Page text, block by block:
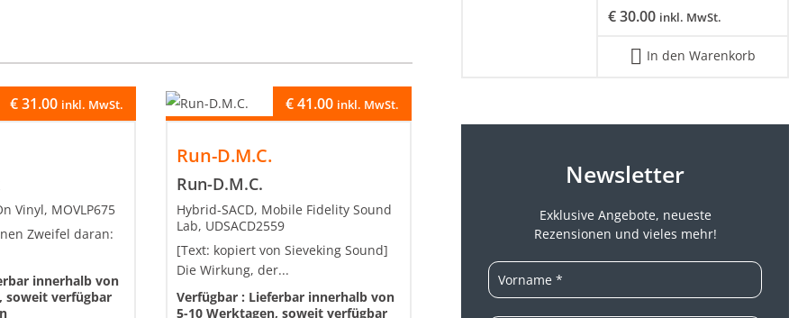
€31.00 inkl. MwSt.
Vinyl, MOVLP675
Zweifel daran:
innerhalb von
soweit verfügbar
Run-D.M.C.
Run-D.M.C.
€41.00 inkl. MwSt.
Hybrid-SACD, Mobile Fidelity Sound
Lab, UDSACD2559
[Text: kopiert von Sieveking Sound]
Die Wirkung, der...
Verfügbar : Lieferbar innerhalb von
5-10 Werktagen, soweit verfügbar
€30.00 inkl. MwSt.
In den Warenkorb
Newsletter
Exklusive Angebote, neueste
Rezensionen und vieles mehr!